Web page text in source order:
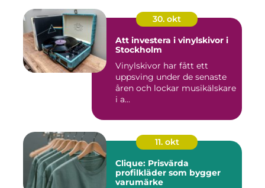
30. okt
Att investera i vinylskivor i
Stockholm
Vinylskivor har fått ett
uppsving under de senaste
åren och lockar musikälskare
i a...
11. okt
Clique: Prisvärda
profilkläder som bygger
varumärke